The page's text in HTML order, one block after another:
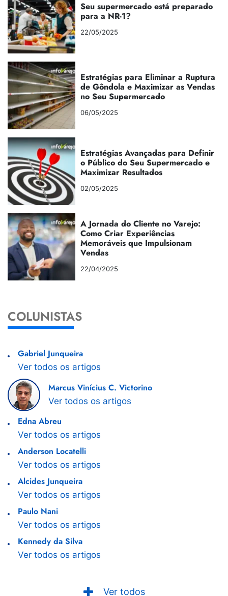
Seu supermercado está preparado
para a NR-1?
22/05/2025
Estratégias para Eliminar a Ruptura
de Gôndola e Maximizar as Vendas
no Seu Supermercado
06/05/2025
Estratégias Avançadas para Definir
o Público do Seu Supermercado e
Maximizar Resultados
02/05/2025
A Jornada do Cliente no Varejo:
Como Criar Experiências
Memoráveis que Impulsionam
Vendas
22/04/2025
COLUNISTAS
Gabriel Junqueira
Ver todos os artigos
Marcus Vinícius C. Victorino
Ver todos os artigos
Edna Abreu
Ver todos os artigos
Anderson Locatelli
Ver todos os artigos
Alcides Junqueira
Ver todos os artigos
Paulo Nani
Ver todos os artigos
Kennedy da Silva
Ver todos os artigos
Ver todos